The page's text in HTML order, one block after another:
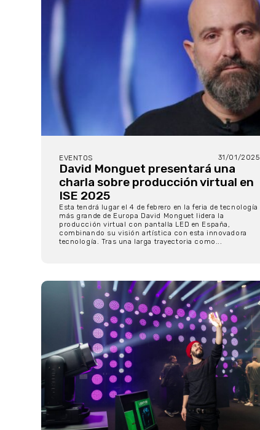
EVENTOS 31/01/2025
David Monguet presentará una
charla sobre producción virtual en
ISE 2025
Esta tendrá lugar el 4 de febrero en la feria de tecnología
más grande de Europa David Monguet lidera la
producción virtual con pantalla LED en España,
combinando su visión artística con esta innovadora
tecnología. Tras una larga trayectoria como...